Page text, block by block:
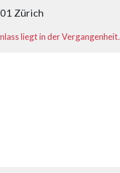
Zürich
liegt in der Vergangenheit.